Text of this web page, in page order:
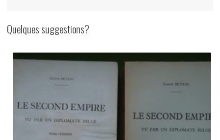
1975
Quelques suggestions?